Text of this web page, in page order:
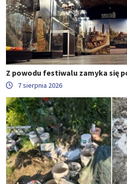
Z powodu festiwalu zamyka się
7 sierpnia 2026